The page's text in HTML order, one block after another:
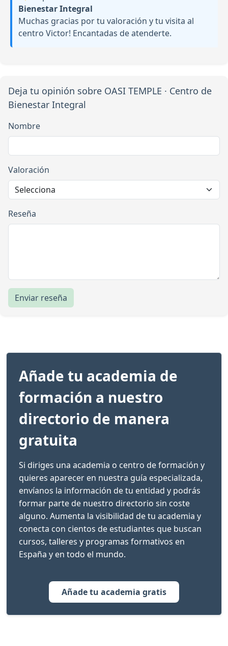
Bienestar Integral
Muchas gracias por tu valoración y tu visita al
centro Victor! Encantadas de atenderte.
Deja tu opinión sobre OASI TEMPLE · Centro de
Bienestar Integral
Nombre
Valoración
Reseña
Enviar reseña
Añade tu academia de
formación a nuestro
directorio de manera
gratuita
Si diriges una academia o centro de formación y
quieres aparecer en nuestra guía especializada,
envíanos la información de tu entidad y podrás
formar parte de nuestro directorio sin coste
alguno. Aumenta la visibilidad de tu academia y
conecta con cientos de estudiantes que buscan
cursos, talleres y programas formativos en
España y en todo el mundo.
Añade tu academia gratis